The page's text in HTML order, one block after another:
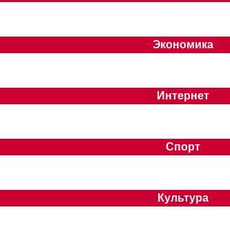
Экономика
Интернет
Спорт
Культура